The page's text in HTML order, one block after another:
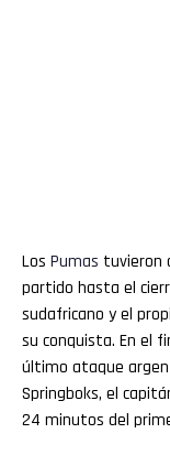
Los Pumas tuvieron
partido hasta el
sudafricano y el
su conquista. En el
último ataque
Springboks, el
24 minutos del